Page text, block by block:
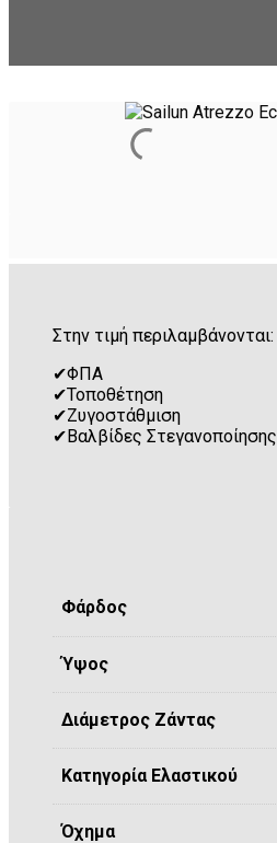
Στην τιμή περιλαμβάνονται:
✔ΦΠΑ
✔Τοποθέτηση
✔Ζυγοστάθμιση
✔Βαλβίδες Στεγανοποίησης
Φάρδος
Ύψος
Διάμετρος Ζάντας
Κατηγορία Ελαστικού
Όχημα